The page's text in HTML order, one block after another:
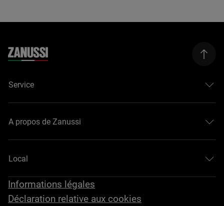
Service
A propos de Zanussi
Local
Informations légales
Déclaration relative aux cookies